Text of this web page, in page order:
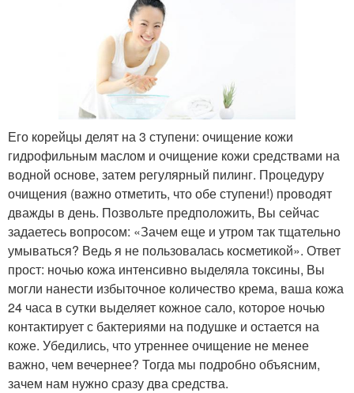
Его корейцы делят на 3 ступени: очищение кожи
гидрофильным маслом и очищение кожи средствами на
водной основе, затем регулярный пилинг. Процедуру
очищения (важно отметить, что обе ступени!) проводят
дважды в день. Позвольте предположить, Вы сейчас
задаетесь вопросом: «Зачем еще и утром так тщательно
умываться? Ведь я не пользовалась косметикой». Ответ
прост: ночью кожа интенсивно выделяла токсины, Вы
могли нанести избыточное количество крема, ваша кожа
24 часа в сутки выделяет кожное сало, которое ночью
контактирует с бактериями на подушке и остается на
коже. Убедились, что утреннее очищение не менее
важно, чем вечернее? Тогда мы подробно объясним,
зачем нам нужно сразу два средства.